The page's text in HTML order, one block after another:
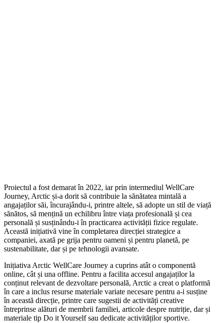
Proiectul a fost demarat în 2022, iar prin intermediul WellCare
Journey, Arctic și-a dorit să contribuie la sănătatea mintală a
angajaților săi, încurajându-i, printre altele, să adopte un stil de viață
sănătos, să mențină un echilibru între viața profesională și cea
personală și susținându-i în practicarea activității fizice regulate.
Această inițiativă vine în completarea direcției strategice a
companiei, axată pe grija pentru oameni și pentru planetă, pe
sustenabilitate, dar și pe tehnologii avansate.
Inițiativa Arctic WellCare Journey a cuprins atât o componentă
online, cât și una offline. Pentru a facilita accesul angajaților la
conținut relevant de dezvoltare personală, Arctic a creat o platformă
în care a inclus resurse materiale variate necesare pentru a-i susține
în această direcție, printre care sugestii de activități creative
întreprinse alături de membrii familiei, articole despre nutriție, dar și
materiale tip Do it Yourself sau dedicate activităților sportive.